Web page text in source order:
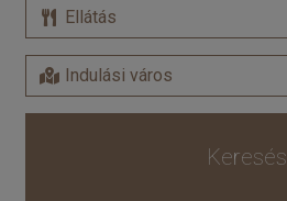
Keresés